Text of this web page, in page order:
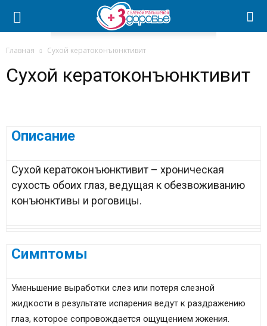
Главная Сухой кератоконъюнктивит
Сухой кератоконъюнктивит
Описание
Сухой кератоконъюнктивит – хроническая
сухость обоих глаз, ведущая к обезвоживанию
конъюнктивы и роговицы.
Симптомы
Уменьшение выработки слез или потеря слезной
жидкости в результате испарения ведут к раздражению
глаз, которое сопровождается ощущением жжения.